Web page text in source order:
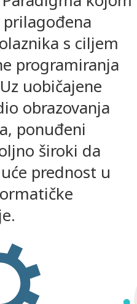
prilagođena
s ciljem
programiranja
uobičajene
obrazovanja
ponuđeni
široki da
prednost u